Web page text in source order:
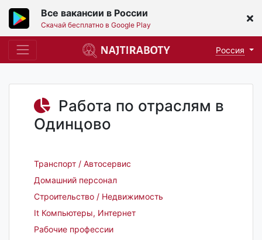
Все вакансии в России
Скачай бесплатно в Google Play
Россия
Работа по отраслям в
Одинцово
Транспорт / Автосервис
Домашний персонал
Строительство / Недвижимость
It Компьютеры, Интернет
Рабочие профессии